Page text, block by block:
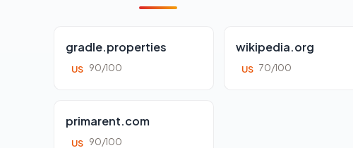
gradle.properties
US 90/100
wikipedia.org
US 70/100
primarent.com
US 90/100